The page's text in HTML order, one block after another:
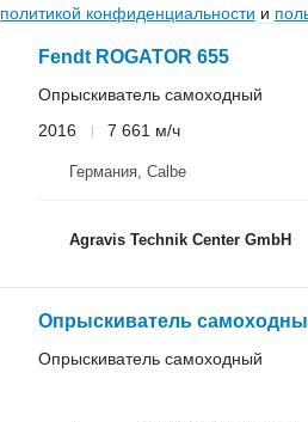
политикой конфиденциальности и
Fendt ROGATOR 655
Опрыскиватель самоходный
2016
7 661 м/ч
Германия, Calbe
Agravis Technik Center GmbH
Опрыскиватель
Опрыскиватель самоходный